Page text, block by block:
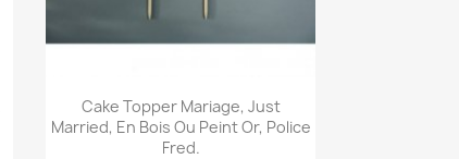
Aperçu rapide
Cake Topper Mariage, Just
Married, En Bois Ou Peint Or, Police
Fred.